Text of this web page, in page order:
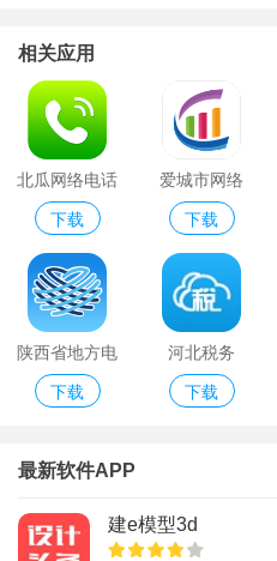
相关应用
北瓜网络电话
破解版
下载
爱城市网络
下载
陕西省地方电
力官网app
下载
河北税务
下载
最新软件APP
建e模型3d